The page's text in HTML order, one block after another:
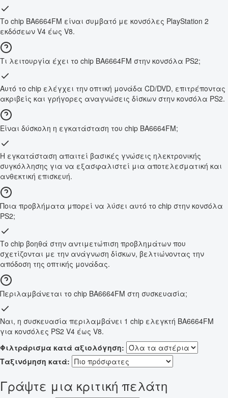
Το chip BA6664FM είναι συμβατό με κονσόλες PlayStation 2
εκδόσεων V4 έως V8.
Τι λειτουργία έχει το chip BA6664FM στην κονσόλα PS2;
Αυτό το chip ελέγχει την οπτική μονάδα CD/DVD, επιτρέποντας
ακριβείς και γρήγορες αναγνώσεις δίσκων στην κονσόλα PS2.
Είναι δύσκολη η εγκατάσταση του chip BA6664FM;
Η εγκατάσταση απαιτεί βασικές γνώσεις ηλεκτρονικής
συγκόλλησης για να εξασφαλιστεί μια αποτελεσματική και
ανθεκτική επισκευή.
Ποια προβλήματα μπορεί να λύσει αυτό το chip στην κονσόλα
PS2;
Το chip βοηθά στην αντιμετώπιση προβλημάτων που
σχετίζονται με την ανάγνωση δίσκων, βελτιώνοντας την
απόδοση της οπτικής μονάδας.
Περιλαμβάνεται το chip BA6664FM στη συσκευασία;
Ναι, η συσκευασία περιλαμβάνει 1 chip ελεγκτή BA6664FM
για κονσόλες PS2 V4 έως V8.
Φιλτράρισμα κατά αξιολόγηση:
Ταξινόμηση κατά:
Γράψτε μια κριτική πελάτη